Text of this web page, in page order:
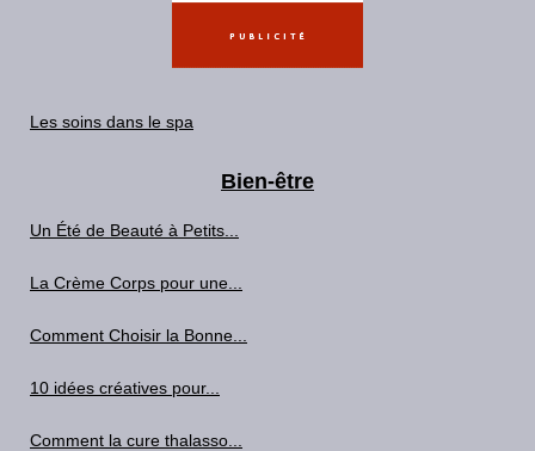
Les soins dans le spa
Bien-être
Un Été de Beauté à Petits...
La Crème Corps pour une...
Comment Choisir la Bonne...
10 idées créatives pour...
Comment la cure thalasso...